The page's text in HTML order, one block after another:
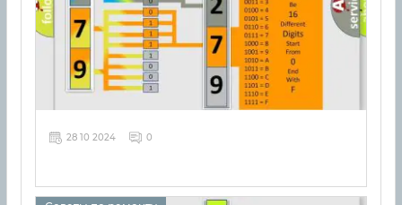
28 10 2024 0